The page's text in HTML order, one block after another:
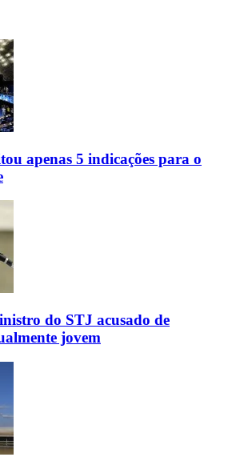
apenas 5 indicações para o
do STJ acusado de
jovem